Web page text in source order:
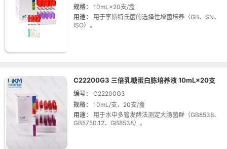
规格：
10mL×20支/盒
用途：
用于李斯特氏菌的选择性增菌培养（GB、SN、
ISO）。
C22200G3 三倍乳糖蛋白胨培养液 10mL×20支
编号：
C22200G3
规格：
10mL/支，20支/盒
用途：
用于水中多管发酵法测定大肠菌群（GB8538、
GB5750.12、GB8538）。